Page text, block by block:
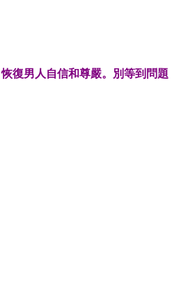
復男人自信和尊嚴。別等到問題